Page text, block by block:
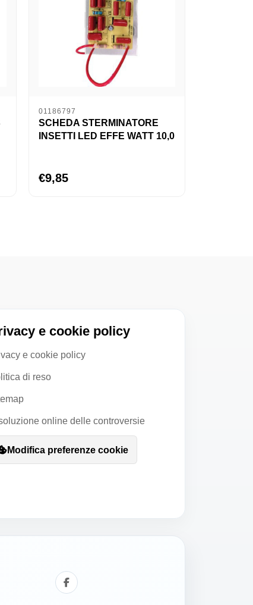
01186797
SCHEDA STERMINATORE
INSETTI LED EFFE WATT 10,0
€9,85
e cookie policy
e cookie policy
di reso
online delle controversie
Modifica preferenze cookie